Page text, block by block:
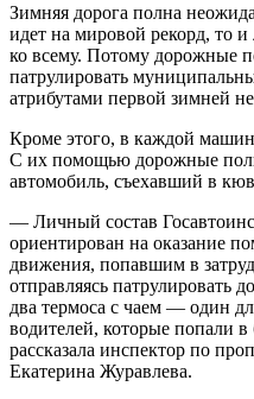
Зимняя дорога полна
идет на мировой рекорд, то
ко всему. Потому дорожные
патрулировать
атрибутами первой зимней
Кроме этого, в каждой
С их помощью дорожные
автомобиль, съехавший в
— Личный состав
ориентирован на оказание
движения, попавшим в
отправляясь патрулировать
два термоса с чаем — один
водителей, которые попали
рассказала инспектор по
Екатерина Журавлева.